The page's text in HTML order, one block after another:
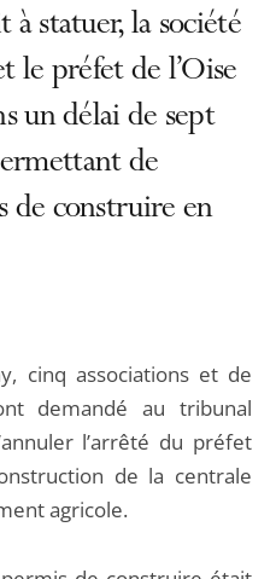
à statuer, la société
le préfet de l’Oise
un délai de sept
de
de construire en
cinq associations et de
demandé au tribunal
l’arrêté du préfet
de la centrale
agricole.